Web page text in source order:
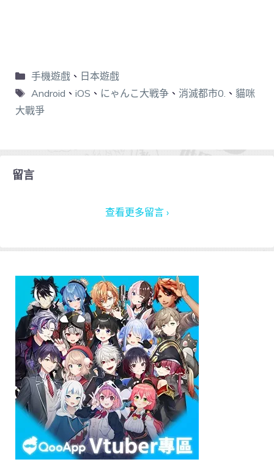
手機遊戲、 日本遊戲
Android 、 iOS 、 にゃんこ大戦争、 消滅都市0. 、 貓咪
大戰爭
留言
查看更多留言 ›